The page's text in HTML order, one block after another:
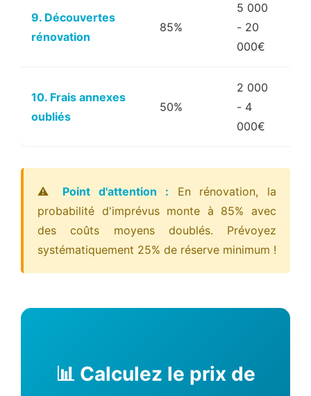
9. Découvertes
rénovation
85%
5 000
- 20
000€
10. Frais annexes
oubliés
50%
2 000
- 4
000€
⚠️ Point d'attention : En rénovation, la
probabilité d'imprévus monte à 85% avec
des coûts moyens doublés. Prévoyez
systématiquement 25% de réserve minimum !
📊 Calculez le prix de